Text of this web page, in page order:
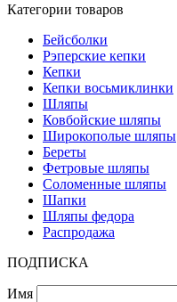
Категории товаров
Бейсболки
Рэперские кепки
Кепки
Кепки восьмиклинки
Шляпы
Ковбойские шляпы
Широкополые шляпы
Береты
Фетровые шляпы
Соломенные шляпы
Шапки
Шляпы федора
Распродажа
ПОДПИСКА
Имя